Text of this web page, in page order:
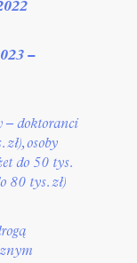
–
– doktoranci
osoby
do 50 tys.
80 tys. zł)